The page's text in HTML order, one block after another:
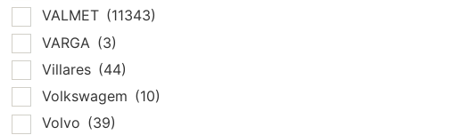
VALMET (11343)
VARGA (3)
Villares (44)
Volkswagem (10)
Volvo (39)